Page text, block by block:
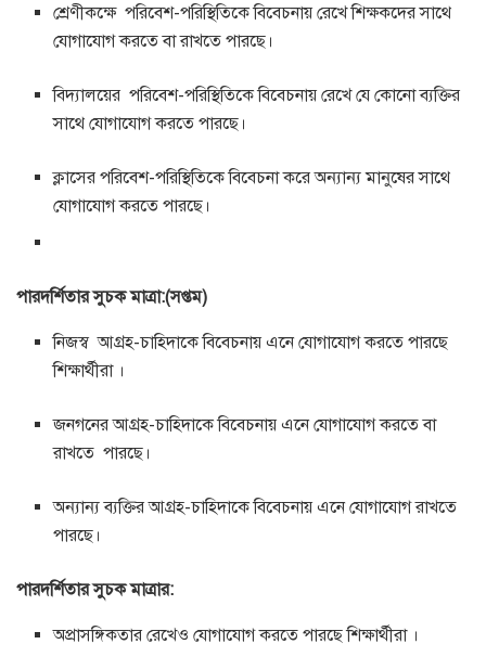
শ্রেণীকক্ষে পরিবেশ-পরিস্থিতিকে বিবেচনায় রেখে শিক্ষকদের সাথে
যোগাযোগ করতে বা রাখতে পারছে।
বিদ্যালয়ের পরিবেশ-পরিস্থিতিকে বিবেচনায় রেখে যে কোনো ব্যক্তির
সাথে যোগাযোগ করতে পারছে।
ক্লাসের পরিবেশ-পরিস্থিতিকে বিবেচনা করে অন্যান্য মানুষের সাথে
যোগাযোগ করতে পারছে।
পারদর্শিতার সুচক মাত্রা:(সপ্তম)
নিজস্ব আগ্রহ-চাহিদাকে বিবেচনায় এনে যোগাযোগ করতে পারছে
শিক্ষার্থীরা ।
জনগনের আগ্রহ-চাহিদাকে বিবেচনায় এনে যোগাযোগ করতে বা
রাখতে পারছে।
অন্যান্য ব্যক্তির আগ্রহ-চাহিদাকে বিবেচনায় এনে যোগাযোগ রাখতে
পারছে।
পারদর্শিতার সুচক মাত্রার:
অপ্রাসঙ্গিকতার রেখেও যোগাযোগ করতে পারছে শিক্ষার্থীরা ।